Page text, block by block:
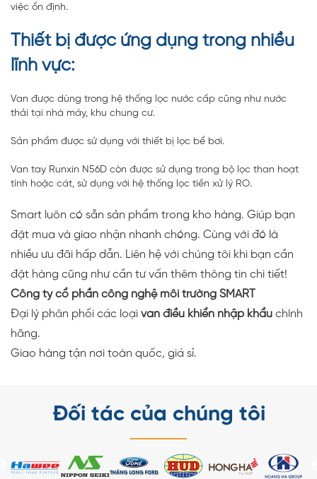
việc ổn định.
Thiết bị được ứng dụng trong nhiều
lĩnh vực:
Van được dùng trong hệ thống lọc nước cấp cũng như nước
thải tại nhà máy, khu chung cư.
Sản phẩm được sử dụng với thiết bị lọc bể bơi.
Van tay Runxin N56D còn được sử dụng trong bộ lọc than hoạt
tính hoặc cát, sử dụng với hệ thống lọc tiền xử lý RO.
Smart luôn có sẵn sản phẩm trong kho hàng. Giúp bạn
đặt mua và giao nhận nhanh chóng. Cùng với đó là
nhiều ưu đãi hấp dẫn. Liên hệ với chúng tôi khi bạn cần
đặt hàng cũng như cần tư vấn thêm thông tin chi tiết!
Công ty cổ phần công nghệ môi trường SMART
Đại lý phân phối các loại van điều khiển nhập khẩu chính
hãng.
Giao hàng tận nơi toàn quốc, giá sỉ.
Đối tác của chúng tôi